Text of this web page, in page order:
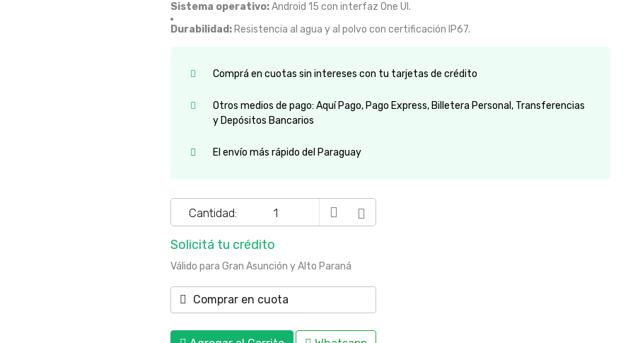
Sistema operativo:Android 15 con interfaz One UI.
Durabilidad: Resistencia al agua y al polvo con certificación IP67.
Comprá en cuotas sin intereses con tu tarjetas de crédito
Otros medios de pago: Aquí Pago, Pago Express, Billetera Personal, Transferencias
y Depósitos Bancarios
El envío más rápido del Paraguay
Cantidad:
Solicitá tu crédito
Válido para Gran Asunción y Alto Paraná
Comprar en cuota